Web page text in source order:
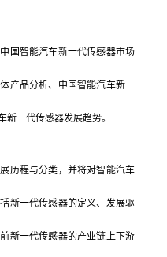
国智能汽车新一代传感器市场
产品分析、中国智能汽车新一
一代传感器发展趋势。
历程与分类，并将对智能汽车
新一代传感器的定义、发展驱
新一代传感器的产业链上下游